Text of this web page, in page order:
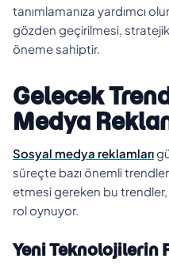
tanımlamanıza yardımcı
gözden geçirilmesi,
öneme sahiptir.
Gelecek
Medya
Sosyal medya reklamları
süreçte bazı önemli
etmesi gereken bu trendler,
rol oynuyor.
Yeni Teknolojilerin